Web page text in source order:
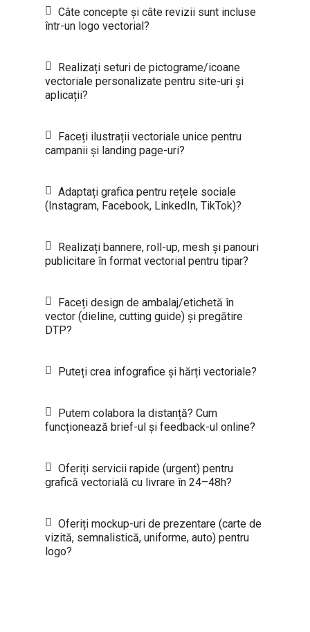
Câte concepte și câte revizii sunt incluse
într-un logo vectorial?
Realizați seturi de pictograme/icoane
vectoriale personalizate pentru site-uri și
aplicații?
Faceți ilustrații vectoriale unice pentru
campanii și landing page-uri?
Adaptați grafica pentru rețele sociale
(Instagram, Facebook, LinkedIn, TikTok)?
Realizați bannere, roll-up, mesh și panouri
publicitare în format vectorial pentru tipar?
Faceți design de ambalaj/etichetă în
vector (dieline, cutting guide) și pregătire
DTP?
Puteți crea infografice și hărți vectoriale?
Putem colabora la distanță? Cum
funcționează brief-ul și feedback-ul online?
Oferiți servicii rapide (urgent) pentru
grafică vectorială cu livrare în 24–48h?
Oferiți mockup-uri de prezentare (carte de
vizită, semnalistică, uniforme, auto) pentru
logo?